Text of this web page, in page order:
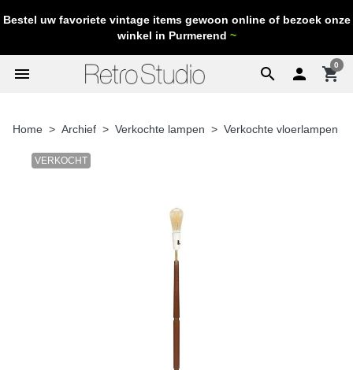
Bestel uw favoriete vintage items gewoon online of bezoek onze
winkel in Purmerend ~
search
menu  shopping_cart
0
Home Archief Verkochte lampen Verkochte vloerlampen
VERKOCHT